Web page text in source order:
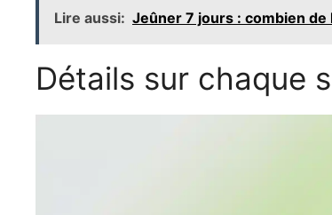
Lire aussi: Jeûner 7 jours : combien
Détails sur chaque